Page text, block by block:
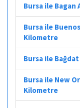
Bursa ile Bagan
Bursa ile
Kilometre
Bursa ile
Bursa ile New
Kilometre